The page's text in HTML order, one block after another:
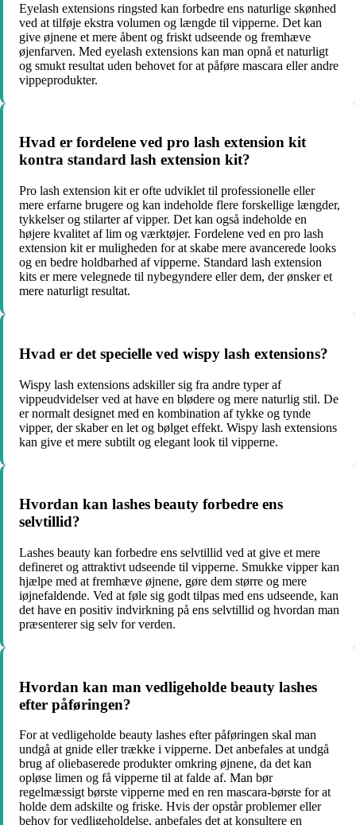
Eyelash extensions ringsted kan forbedre ens naturlige skønhed
ved at tilføje ekstra volumen og længde til vipperne. Det kan
give øjnene et mere åbent og friskt udseende og fremhæve
øjenfarven. Med eyelash extensions kan man opnå et naturligt
og smukt resultat uden behovet for at påføre mascara eller andre
vippeprodukter.
Hvad er fordelene ved pro lash extension kit
kontra standard lash extension kit?
Pro lash extension kit er ofte udviklet til professionelle eller
mere erfarne brugere og kan indeholde flere forskellige længder,
tykkelser og stilarter af vipper. Det kan også indeholde en
højere kvalitet af lim og værktøjer. Fordelene ved en pro lash
extension kit er muligheden for at skabe mere avancerede looks
og en bedre holdbarhed af vipperne. Standard lash extension
kits er mere velegnede til nybegyndere eller dem, der ønsker et
mere naturligt resultat.
Hvad er det specielle ved wispy lash extensions?
Wispy lash extensions adskiller sig fra andre typer af
vippeudvidelser ved at have en blødere og mere naturlig stil. De
er normalt designet med en kombination af tykke og tynde
vipper, der skaber en let og bølget effekt. Wispy lash extensions
kan give et mere subtilt og elegant look til vipperne.
Hvordan kan lashes beauty forbedre ens
selvtillid?
Lashes beauty kan forbedre ens selvtillid ved at give et mere
defineret og attraktivt udseende til vipperne. Smukke vipper kan
hjælpe med at fremhæve øjnene, gøre dem større og mere
iøjnefaldende. Ved at føle sig godt tilpas med ens udseende, kan
det have en positiv indvirkning på ens selvtillid og hvordan man
præsenterer sig selv for verden.
Hvordan kan man vedligeholde beauty lashes
efter påføringen?
For at vedligeholde beauty lashes efter påføringen skal man
undgå at gnide eller trække i vipperne. Det anbefales at undgå
brug af oliebaserede produkter omkring øjnene, da det kan
opløse limen og få vipperne til at falde af. Man bør
regelmæssigt børste vipperne med en ren mascara-børste for at
holde dem adskilte og friske. Hvis der opstår problemer eller
behov for vedligeholdelse, anbefales det at konsultere en